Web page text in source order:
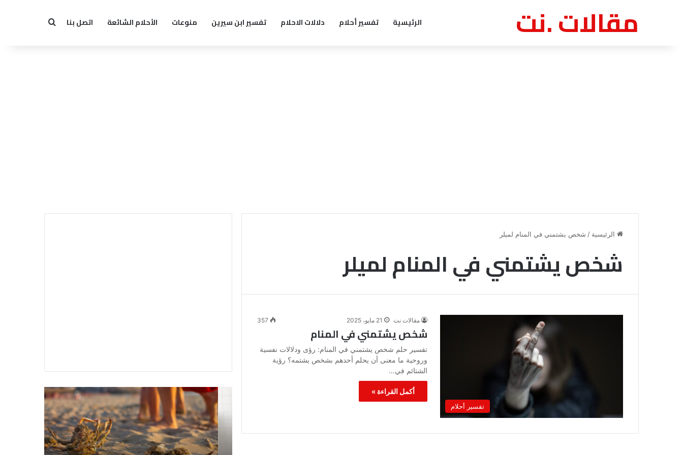
مقالات .نت الرئيسية تفسير أحلام دلالات الاحلام تفسير ابن سيرين منوعات الأحلام الشائعة اتصل بنا بحث عن
الرئيسية / شخص يشتمني في المنام لميلر
شخص يشتمني في المنام لميلر
تفسير أحلام
مقالات نت 21 مايو، 2025 357
شخص يشتمني في المنام
تفسير حلم شخص يشتمني في المنام: رؤى ودلالات نفسية
وروحية ما معنى أن يحلم أحدهم بشخص يشتمه؟ رؤية
الشتائم في…
أكمل القراءة »
في
رؤية
الحمام
في
تفسير
الجثث
المنام
تفسير
حلم
اني
حارس
شخصي